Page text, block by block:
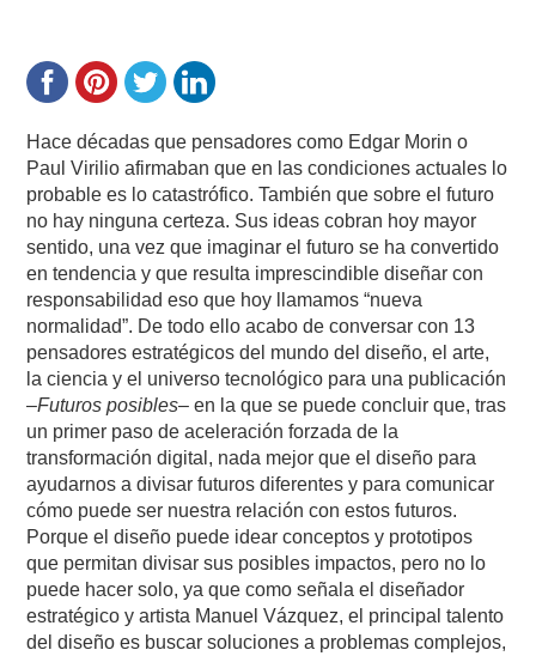
Hace décadas que pensadores como Edgar Morin o
Paul Virilio afirmaban que en las condiciones actuales lo
probable es lo catastrófico. También que sobre el futuro
no hay ninguna certeza. Sus ideas cobran hoy mayor
sentido, una vez que imaginar el futuro se ha convertido
en tendencia y que resulta imprescindible diseñar con
responsabilidad eso que hoy llamamos “nueva
normalidad”. De todo ello acabo de conversar con 13
pensadores estratégicos del mundo del diseño, el arte,
la ciencia y el universo tecnológico para una publicación
–Futuros posibles– en la que se puede concluir que, tras
un primer paso de aceleración forzada de la
transformación digital, nada mejor que el diseño para
ayudarnos a divisar futuros diferentes y para comunicar
cómo puede ser nuestra relación con estos futuros.
Porque el diseño puede idear conceptos y prototipos
que permitan divisar sus posibles impactos, pero no lo
puede hacer solo, ya que como señala el diseñador
estratégico y artista Manuel Vázquez, el principal talento
del diseño es buscar soluciones a problemas complejos,